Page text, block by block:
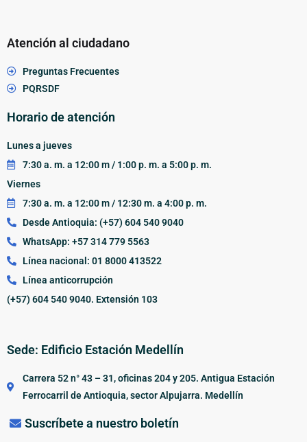
Atención al ciudadano
Preguntas Frecuentes
PQRSDF
Horario de atención
Lunes a jueves
7:30 a. m. a 12:00 m / 1:00 p. m. a 5:00 p. m.
Viernes
7:30 a. m. a 12:00 m / 12:30 m. a 4:00 p. m.
Desde Antioquia: (+57) 604 540 9040
WhatsApp: +57 314 779 5563
Línea nacional: 01 8000 413522
Línea anticorrupción
(+57) 604 540 9040. Extensión 103
Sede: Edificio Estación Medellín
Carrera 52 n° 43 – 31, oficinas 204 y 205. Antigua Estación
Ferrocarril de Antioquia, sector Alpujarra. Medellín
Suscríbete a nuestro boletín